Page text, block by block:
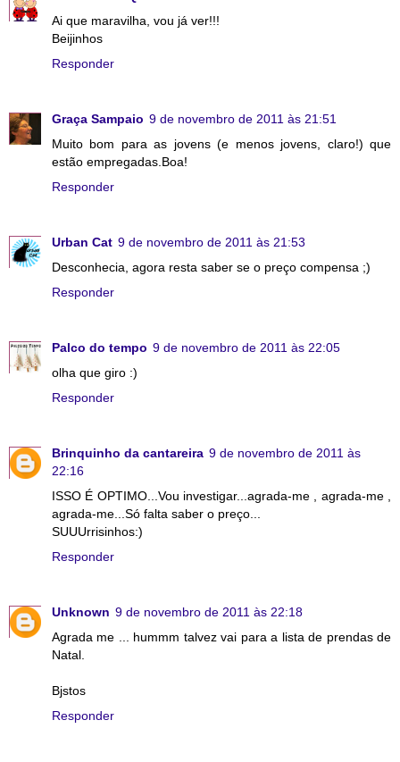
Ai que maravilha, vou já ver!!!
Beijinhos
Responder
Graça Sampaio 9 de novembro de 2011 às 21:51
Muito bom para as jovens (e menos jovens, claro!) que
estão empregadas.Boa!
Responder
Urban Cat 9 de novembro de 2011 às 21:53
Desconhecia, agora resta saber se o preço compensa ;)
Responder
Palco do tempo 9 de novembro de 2011 às 22:05
olha que giro :)
Responder
Brinquinho da cantareira 9 de novembro de 2011 às
22:16
ISSO É OPTIMO...Vou investigar...agrada-me , agrada-me ,
agrada-me...Só falta saber o preço...
SUUUrrisinhos:)
Responder
Unknown 9 de novembro de 2011 às 22:18
Agrada me ... hummm talvez vai para a lista de prendas de
Natal.
Bjstos
Responder